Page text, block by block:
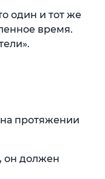
один и тот же
время.
протяжении
он должен